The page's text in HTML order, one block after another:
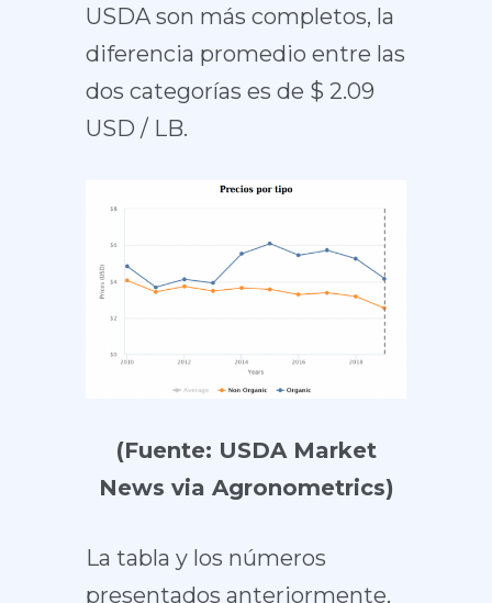
USDA son más completos, la
diferencia promedio entre las
dos categorías es de $ 2.09
USD / LB.
(Fuente: USDA Market
News via Agronometrics)
La tabla y los números
presentados anteriormente,